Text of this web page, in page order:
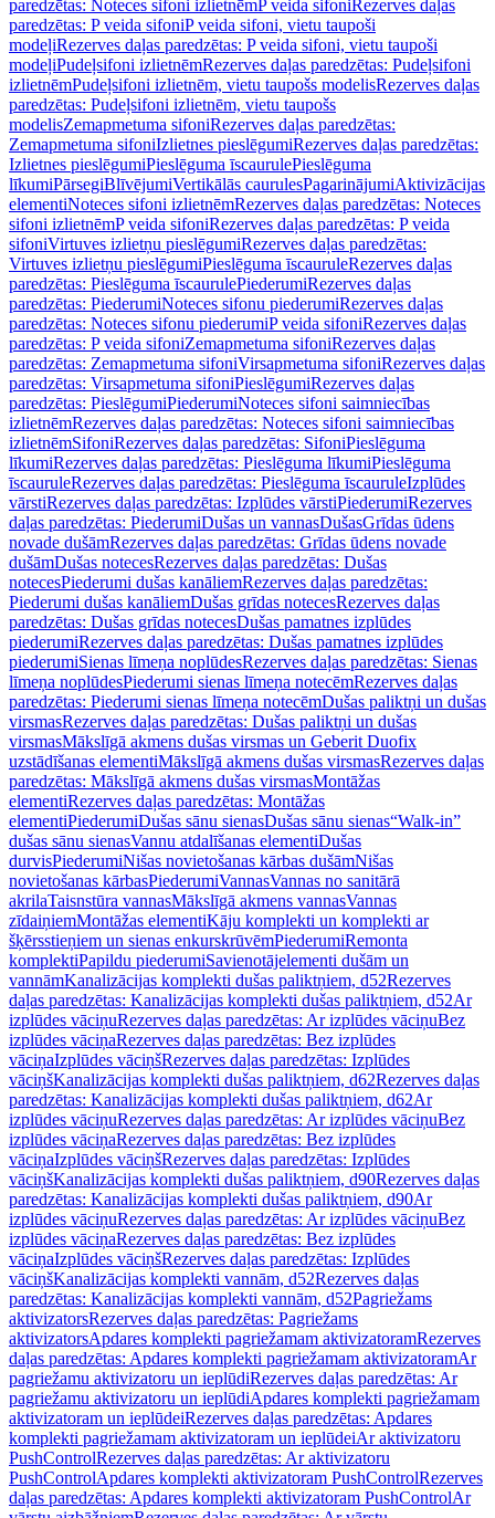
paredzētas: Noteces sifoni izlietnēmP veida sifoniRezerves daļas
paredzētas: P veida sifoniP veida sifoni, vietu taupoši
modeļiRezerves daļas paredzētas: P veida sifoni, vietu taupoši
modeļiPudeļsifoni izlietnēmRezerves daļas paredzētas: Pudeļsifoni
izlietnēmPudeļsifoni izlietnēm, vietu taupošs modelisRezerves daļas
paredzētas: Pudeļsifoni izlietnēm, vietu taupošs
modelisZemapmetuma sifoniRezerves daļas paredzētas:
Zemapmetuma sifoniIzlietnes pieslēgumiRezerves daļas paredzētas:
Izlietnes pieslēgumiPieslēguma īscaurulePieslēguma
līkumiPārsegiBlīvējumiVertikālās caurulesPagarinājumiAktivizācijas
elementiNoteces sifoni izlietnēmRezerves daļas paredzētas: Noteces
sifoni izlietnēmP veida sifoniRezerves daļas paredzētas: P veida
sifoniVirtuves izlietņu pieslēgumiRezerves daļas paredzētas:
Virtuves izlietņu pieslēgumiPieslēguma īscauruleRezerves daļas
paredzētas: Pieslēguma īscaurulePiederumiRezerves daļas
paredzētas: PiederumiNoteces sifonu piederumiRezerves daļas
paredzētas: Noteces sifonu piederumiP veida sifoniRezerves daļas
paredzētas: P veida sifoniZemapmetuma sifoniRezerves daļas
paredzētas: Zemapmetuma sifoniVirsapmetuma sifoniRezerves daļas
paredzētas: Virsapmetuma sifoniPieslēgumiRezerves daļas
paredzētas: PieslēgumiPiederumiNoteces sifoni saimniecības
izlietnēmRezerves daļas paredzētas: Noteces sifoni saimniecības
izlietnēmSifoniRezerves daļas paredzētas: SifoniPieslēguma
līkumiRezerves daļas paredzētas: Pieslēguma līkumiPieslēguma
īscauruleRezerves daļas paredzētas: Pieslēguma īscauruleIzplūdes
vārstiRezerves daļas paredzētas: Izplūdes vārstiPiederumiRezerves
daļas paredzētas: PiederumiDušas un vannasDušasGrīdas ūdens
novade dušāmRezerves daļas paredzētas: Grīdas ūdens novade
dušāmDušas notecesRezerves daļas paredzētas: Dušas
notecesPiederumi dušas kanāliemRezerves daļas paredzētas:
Piederumi dušas kanāliemDušas grīdas notecesRezerves daļas
paredzētas: Dušas grīdas notecesDušas pamatnes izplūdes
piederumiRezerves daļas paredzētas: Dušas pamatnes izplūdes
piederumiSienas līmeņa noplūdesRezerves daļas paredzētas: Sienas
līmeņa noplūdesPiederumi sienas līmeņa notecēmRezerves daļas
paredzētas: Piederumi sienas līmeņa notecēmDušas paliktņi un dušas
virsmasRezerves daļas paredzētas: Dušas paliktņi un dušas
virsmasMākslīgā akmens dušas virsmas un Geberit Duofix
uzstādīšanas elementiMākslīgā akmens dušas virsmasRezerves daļas
paredzētas: Mākslīgā akmens dušas virsmasMontāžas
elementiRezerves daļas paredzētas: Montāžas
elementiPiederumiDušas sānu sienasDušas sānu sienas“Walk-in”
dušas sānu sienasVannu atdalīšanas elementiDušas
durvisPiederumiNišas novietošanas kārbas dušāmNišas
novietošanas kārbasPiederumiVannasVannas no sanitārā
akrilaTaisnstūra vannasMākslīgā akmens vannasVannas
zīdaiņiemMontāžas elementiKāju komplekti un komplekti ar
šķērsstieņiem un sienas enkurskrūvēmPiederumiRemonta
komplektiPapildu piederumiSavienotājelementi dušām un
vannāmKanalizācijas komplekti dušas paliktņiem, d52Rezerves
daļas paredzētas: Kanalizācijas komplekti dušas paliktņiem, d52Ar
izplūdes vāciņuRezerves daļas paredzētas: Ar izplūdes vāciņuBez
izplūdes vāciņaRezerves daļas paredzētas: Bez izplūdes
vāciņaIzplūdes vāciņšRezerves daļas paredzētas: Izplūdes
vāciņšKanalizācijas komplekti dušas paliktņiem, d62Rezerves daļas
paredzētas: Kanalizācijas komplekti dušas paliktņiem, d62Ar
izplūdes vāciņuRezerves daļas paredzētas: Ar izplūdes vāciņuBez
izplūdes vāciņaRezerves daļas paredzētas: Bez izplūdes
vāciņaIzplūdes vāciņšRezerves daļas paredzētas: Izplūdes
vāciņšKanalizācijas komplekti dušas paliktņiem, d90Rezerves daļas
paredzētas: Kanalizācijas komplekti dušas paliktņiem, d90Ar
izplūdes vāciņuRezerves daļas paredzētas: Ar izplūdes vāciņuBez
izplūdes vāciņaRezerves daļas paredzētas: Bez izplūdes
vāciņaIzplūdes vāciņšRezerves daļas paredzētas: Izplūdes
vāciņšKanalizācijas komplekti vannām, d52Rezerves daļas
paredzētas: Kanalizācijas komplekti vannām, d52Pagriežams
aktivizatorsRezerves daļas paredzētas: Pagriežams
aktivizatorsApdares komplekti pagriežamam aktivizatoramRezerves
daļas paredzētas: Apdares komplekti pagriežamam aktivizatoramAr
pagriežamu aktivizatoru un ieplūdiRezerves daļas paredzētas: Ar
pagriežamu aktivizatoru un ieplūdiApdares komplekti pagriežamam
aktivizatoram un ieplūdeiRezerves daļas paredzētas: Apdares
komplekti pagriežamam aktivizatoram un ieplūdeiAr aktivizatoru
PushControlRezerves daļas paredzētas: Ar aktivizatoru
PushControlApdares komplekti aktivizatoram PushControlRezerves
daļas paredzētas: Apdares komplekti aktivizatoram PushControlAr